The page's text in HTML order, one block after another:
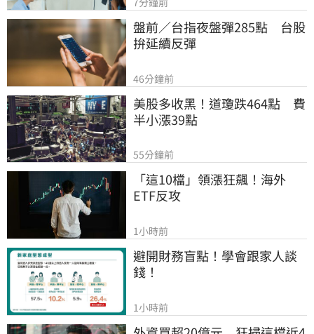
盤前／台指夜盤彈285點　台股
拚延續反彈
46分鐘前
美股多收黑！道瓊跌464點　費
半小漲39點
55分鐘前
「這10檔」領漲狂飆！海外
ETF反攻
1小時前
避開財務盲點！學會跟家人談
錢！
1小時前